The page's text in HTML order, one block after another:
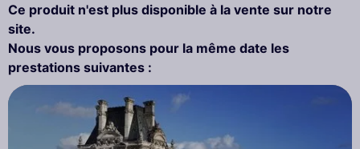
Ce produit n'est plus disponible à la vente sur notre
site.
Nous vous proposons pour la même date les
prestations suivantes :